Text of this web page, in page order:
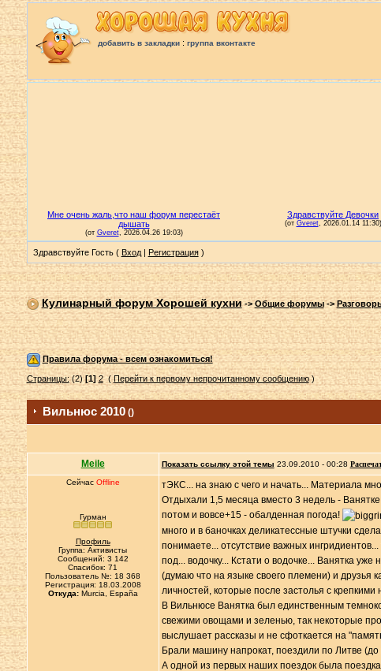
добавить в закладки: группа вконтакте
Здравствуйте Гость ( Вход| Регистрация)
Кулинарный форум Хорошей кухни->Общие форумы->
Правила форума - всем ознакомиться!
Страницы:(2)[1] 2(Перейти к первому непрочитанному сообщению)
Вильнюс 2010()
Meile Показать ссылку этой темы 23.09.2010 - 00:28
Сейчас Offline
Гурман
Профиль
Группа: Активисты
Сообщений: 3 142
Спасибок: 71
Пользователь №: 18 368
Регистрация: 18.03.2008
Откуда:Murcia, España
тЭКС... на знаю с чего и начать... Материала
Отдыхали 1,5 месяца вместо 3 недель -
потом и вовсе+15 - обалденная погода!
много и в баночках деликатессные штучки
понимаете... отсутствие важных
под... водочку... Кстати о водочке... Ванятка
(думаю что на языке своего племени) и друзья
личностей, которые после застолья с
В Вильнюсе Ванятка был единственным
свежими овощами и зеленью, так некоторые
выслушает рассказы и не сфоткается на
Брали машину напрокат, поездили по Литве
А одной из первых наших поездок была